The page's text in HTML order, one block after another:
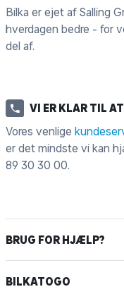
Bilka er ejet af Salling
hverdagen bedre - for
del af.
VI ER KLAR TIL
Vores venlige
er det mindste vi kan
89 30 30 00.
BRUG FOR HJÆLP?
BILKATOGO